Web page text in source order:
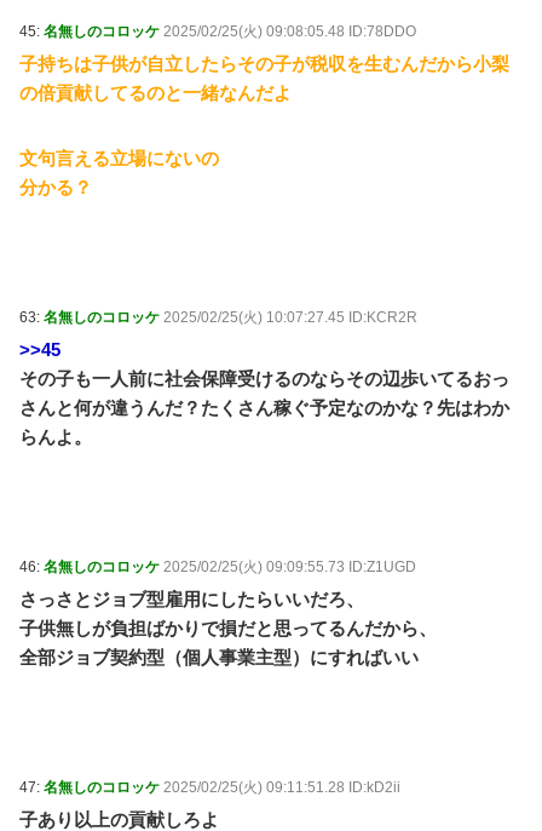
45: 名無しのコロッケ 2025/02/25(火) 09:08:05.48 ID:78DDO
子持ちは子供が自立したらその子が税収を生むんだから小梨
の倍貢献してるのと一緒なんだよ
文句言える立場にないの
分かる？
63: 名無しのコロッケ 2025/02/25(火) 10:07:27.45 ID:KCR2R
>>45
その子も一人前に社会保障受けるのならその辺歩いてるおっ
さんと何が違うんだ？たくさん稼ぐ予定なのかな？先はわか
らんよ。
46: 名無しのコロッケ 2025/02/25(火) 09:09:55.73 ID:Z1UGD
さっさとジョブ型雇用にしたらいいだろ、
子供無しが負担ばかりで損だと思ってるんだから、
全部ジョブ契約型（個人事業主型）にすればいい
47: 名無しのコロッケ 2025/02/25(火) 09:11:51.28 ID:kD2ii
子あり以上の貢献しろよ